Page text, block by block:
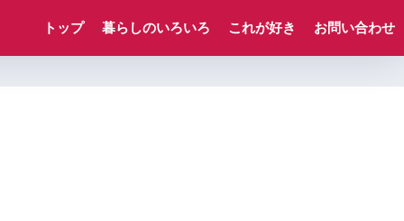
トップ 暮らしのいろいろ これが好き お問い合わせ